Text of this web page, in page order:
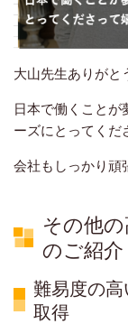
大山先生ありがと
日本で働くことが
ーズにとってくだ
会社もしっかり頑
その他
のご紹介
難易度の
取得